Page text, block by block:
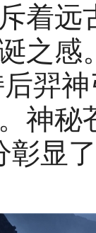
远
之感
羿
神
彰显